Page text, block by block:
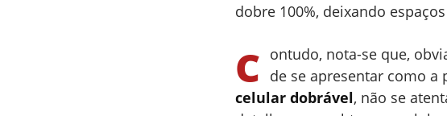
dobre 100%, deixando
C ontudo, nota-se que,
de se apresentar como
celular dobrável, não se